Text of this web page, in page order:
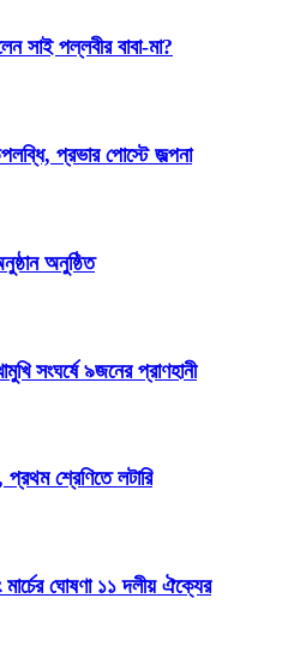
সাই পল্লবীর বাবা-মা?
প্রভার পোস্টে জল্পনা
অনুষ্ঠিত
সংঘর্ষে ৯জনের প্রাণহানী
প্রথম শ্রেণিতে লটারি
মার্চের ঘোষণা ১১ দলীয় ঐক্যের